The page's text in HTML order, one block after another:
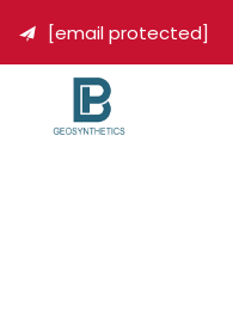
 [email protected]